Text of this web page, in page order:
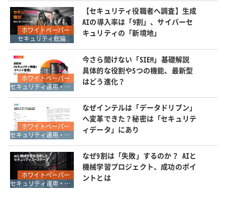
ホワイトペーパー
セキュリティ総論
【セキュリティ役職者へ調査】生成
AIの導入率は「9割」、サイバーセ
キュリティの「新境地」
ホワイトペーパー
セキュリティ運用・SOC・SIEM・ログ管理
今さら聞けない「SIEM」基礎解説
具体的な役割や5つの機能、最新型
はどう進化？
ホワイトペーパー
セキュリティ運用・SOC・SIEM・ログ管理
なぜインテルは「データドリブン」
へ変革できた？秘密は「セキュリテ
ィデータ」にあり
ホワイトペーパー
セキュリティ運用・SOC・SIEM・ログ管理
なぜ9割は「失敗」するのか？ AIと
機械学習プロジェクト、成功のポイ
ントとは